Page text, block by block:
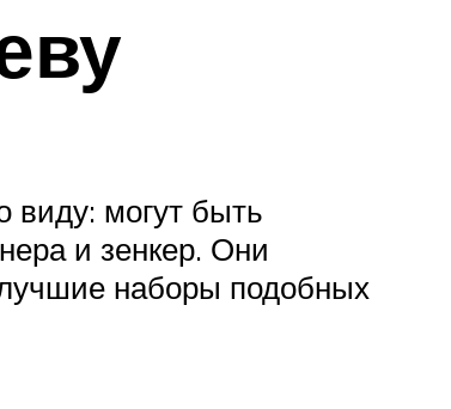
виду: могут быть
и зенкер. Они
наборы подобных